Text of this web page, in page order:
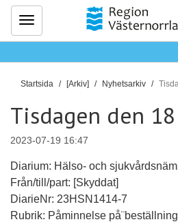
Meny
D
ä
r
h
ä
r
:
Startsida [Arkiv] Nyhetsarkiv
Tisdagen den
2023-07-19 16:47
Diarium: Hälso- och
Från/till/part: [Skyddat]
DiarieNr: 23HSN1414-7
Rubrik: Påminnelse